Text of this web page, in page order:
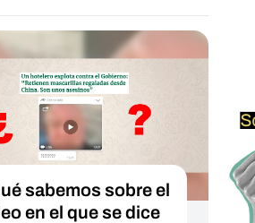
sabemos sobre el
en el que se dice